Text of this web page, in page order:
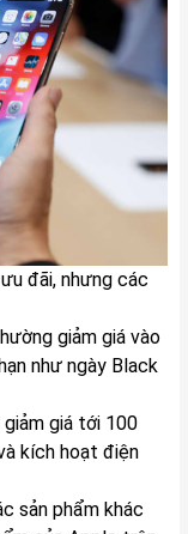
đãi, nhưng các
giảm giá vào
như ngày Black
giảm giá tới 100
kích hoạt điện
sản phẩm khác